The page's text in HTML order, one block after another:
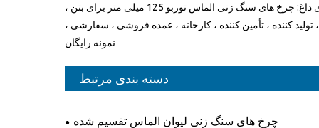
تگ های داغ: چرخ های سنگ زنی الماس توربو 125 میلی متر برای بتن ،
تولید کننده ، تأمین کننده ، کارخانه ، عمده فروشی ، سفارشی ،
نمونه رایگان
دسته بندی مرتبط
چرخ های سنگ زنی لیوان الماس تقسیم شده